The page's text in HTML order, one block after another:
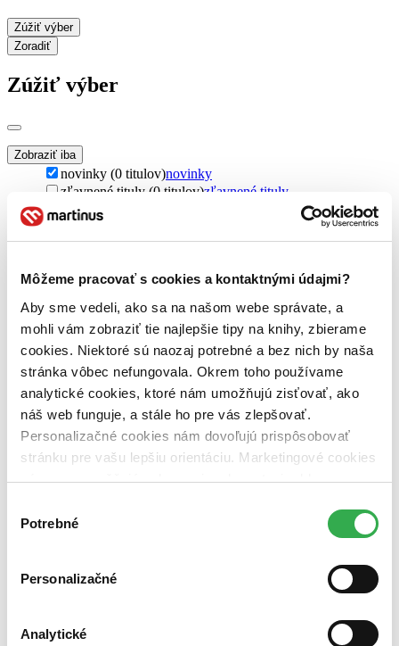
Môžeme pracovať s cookies a kontaktnými údajmi?
Aby sme vedeli, ako sa na našom webe správate, a
mohli vám zobraziť tie najlepšie tipy na knihy, zbierame
cookies. Niektoré sú naozaj potrebné a bez nich by naša
stránka vôbec nefungovala. Okrem toho používame
analytické cookies, ktoré nám umožňujú zisťovať, ako
náš web funguje, a stále ho pre vás zlepšovať.
Personalizačné cookies nám dovoľujú prispôsobovať
stránku pre vašu lepšiu orientáciu. Marketingové cookies
nám zas umožňujú zobrazenie relevantnej reklamy.
nám pomohlo, keby sme mohli používať všetky tieto
súhlasu
Potrebné
Personalizačné
Analytické
Zúžiť výber
Zoradiť
Zúžiť výber
Zobraziť iba
novinky (0 titulov)novinky
zľavnené tituly (0 titulov)zľavnené tituly
Dostupnosť
na centrálnom sklade (0 titulov)na centrálnom sklade
pripravujeme (0 titulov)pripravujeme
vypredaných)
Nové / čítané
čítaná (0 titulov)čítaná
čítaná - výborný stav (0 titulov)čítaná - výborný stav
čítaná - mierne opotrebovaná (0 titulov)čítaná - mierne
opotrebovaná
čítané verzie vypredaných kníh (0 titulov)
čítané verzie
vypredaných kníh
Top hodnotené